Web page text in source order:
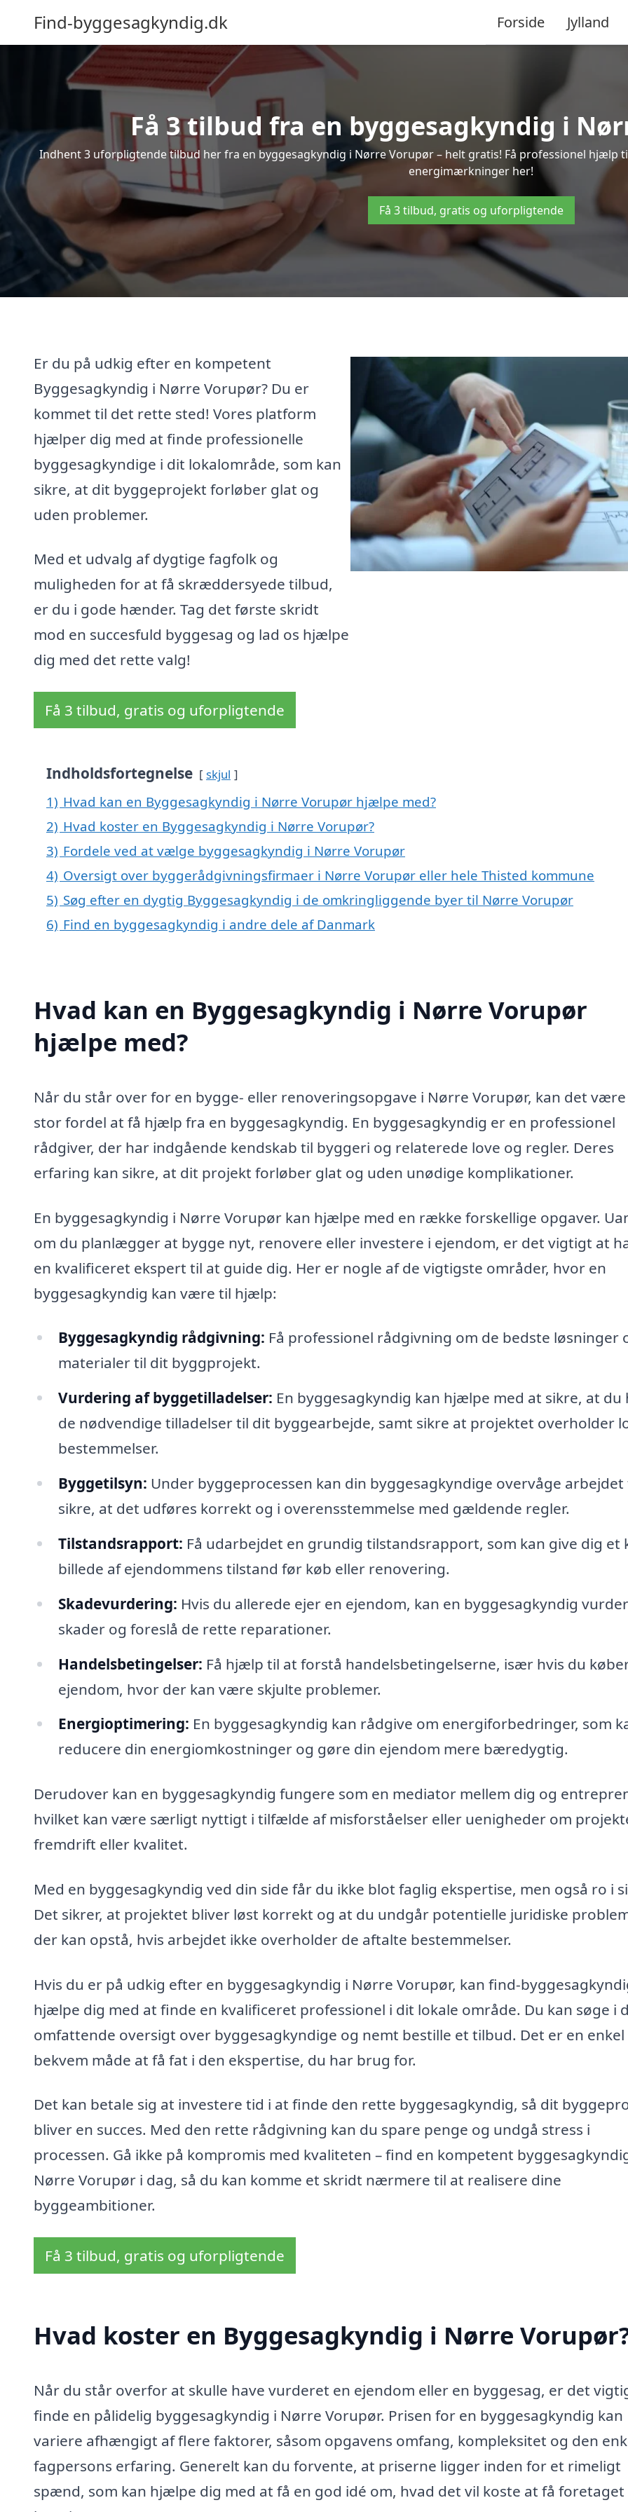
Find-byggesagkyndig.dk Forside Jylland
Få 3 tilbud fra en byggesagkyndig i
Indhent 3 uforpligtende tilbud her fra en byggesagkyndig i Nørre Vorupør – helt gratis! Få professionel hjælp
energimærkninger her!
Få 3 tilbud, gratis og uforpligtende
Er du på udkig efter en kompetent
Byggesagkyndig i Nørre Vorupør? Du er
kommet til det rette sted! Vores platform
hjælper dig med at finde professionelle
byggesagkyndige i dit lokalområde, som kan
sikre, at dit byggeprojekt forløber glat og
uden problemer.
Med et udvalg af dygtige fagfolk og
muligheden for at få skræddersyede tilbud,
er du i gode hænder. Tag det første skridt
mod en succesfuld byggesag og lad os hjælpe
dig med det rette valg!
Få 3 tilbud, gratis og uforpligtende
Indholdsfortegnelse skjul
1) Hvad kan en Byggesagkyndig i Nørre Vorupør hjælpe med?
2) Hvad koster en Byggesagkyndig i Nørre Vorupør?
3) Fordele ved at vælge byggesagkyndig i Nørre Vorupør
4) Oversigt over byggerådgivningsfirmaer i Nørre Vorupør eller hele Thisted kommune
5) Søg efter en dygtig Byggesagkyndig i de omkringliggende byer til Nørre Vorupør
6) Find en byggesagkyndig i andre dele af Danmark
Hvad kan en Byggesagkyndig i Nørre Vorupør
hjælpe med?
Når du står over for en bygge- eller renoveringsopgave i Nørre Vorupør, kan det
stor fordel at få hjælp fra en byggesagkyndig. En byggesagkyndig er en professionel
rådgiver, der har indgående kendskab til byggeri og relaterede love og regler. Deres
erfaring kan sikre, at dit projekt forløber glat og uden unødige komplikationer.
En byggesagkyndig i Nørre Vorupør kan hjælpe med en række forskellige opgaver.
om du planlægger at bygge nyt, renovere eller investere i ejendom, er det vigtigt at
en kvalificeret ekspert til at guide dig. Her er nogle af de vigtigste områder, hvor en
byggesagkyndig kan være til hjælp:
Byggesagkyndig rådgivning: Få professionel rådgivning om de bedste løsninger
materialer til dit byggprojekt.
Vurdering af byggetilladelser: En byggesagkyndig kan hjælpe med at sikre, at du
de nødvendige tilladelser til dit byggearbejde, samt sikre at projektet overholder
bestemmelser.
Byggetilsyn: Under byggeprocessen kan din byggesagkyndige overvåge
sikre, at det udføres korrekt og i overensstemmelse med gældende regler.
Tilstandsrapport: Få udarbejdet en grundig tilstandsrapport, som kan give dig et
billede af ejendommens tilstand før køb eller renovering.
Skadevurdering: Hvis du allerede ejer en ejendom, kan en byggesagkyndig
skader og foreslå de rette reparationer.
Handelsbetingelser: Få hjælp til at forstå handelsbetingelserne, især hvis du
ejendom, hvor der kan være skjulte problemer.
Energioptimering: En byggesagkyndig kan rådgive om energiforbedringer, som
reducere din energiomkostninger og gøre din ejendom mere bæredygtig.
Derudover kan en byggesagkyndig fungere som en mediator mellem dig og
hvilket kan være særligt nyttigt i tilfælde af misforståelser eller uenigheder om
fremdrift eller kvalitet.
Med en byggesagkyndig ved din side får du ikke blot faglig ekspertise, men også ro i
Det sikrer, at projektet bliver løst korrekt og at du undgår potentielle juridiske
der kan opstå, hvis arbejdet ikke overholder de aftalte bestemmelser.
Hvis du er på udkig efter en byggesagkyndig i Nørre Vorupør, kan find-
hjælpe dig med at finde en kvalificeret professionel i dit lokale område. Du kan søge i
omfattende oversigt over byggesagkyndige og nemt bestille et tilbud. Det er en enkel
bekvem måde at få fat i den ekspertise, du har brug for.
Det kan betale sig at investere tid i at finde den rette byggesagkyndig, så dit
bliver en succes. Med den rette rådgivning kan du spare penge og undgå stress i
processen. Gå ikke på kompromis med kvaliteten – find en kompetent
Nørre Vorupør i dag, så du kan komme et skridt nærmere til at realisere dine
byggeambitioner.
Få 3 tilbud, gratis og uforpligtende
Hvad koster en Byggesagkyndig i Nørre
Når du står overfor at skulle have vurderet en ejendom eller en byggesag, er det
finde en pålidelig byggesagkyndig i Nørre Vorupør. Prisen for en byggesagkyndig kan
variere afhængigt af flere faktorer, såsom opgavens omfang, kompleksitet og den
fagpersons erfaring. Generelt kan du forvente, at priserne ligger inden for et rimeligt
spænd, som kan hjælpe dig med at få en god idé om, hvad det vil koste at få foretaget